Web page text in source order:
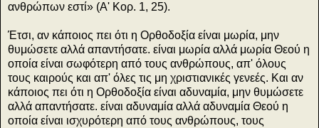
ανθρώπων εστί» (Α' Κορ. 1, 25).
Έτσι, αν κάποιος πει ότι η Ορθοδοξία είναι μωρία, μην
θυμώσετε αλλά απαντήσατε. είναι μωρία αλλά μωρία Θεού η
οποία είναι σωφότερη από τους ανθρώπους, απ' όλους
τους καιρούς και απ' όλες τις μη χριστιανικές γενεές. Και αν
κάποιος πει ότι η Ορθοδοξία είναι αδυναμία, μην θυμώσετε
αλλά απαντήσατε. είναι αδυναμία αλλά αδυναμία Θεού η
οποία είναι ισχυρότερη από τους ανθρώπους, τους